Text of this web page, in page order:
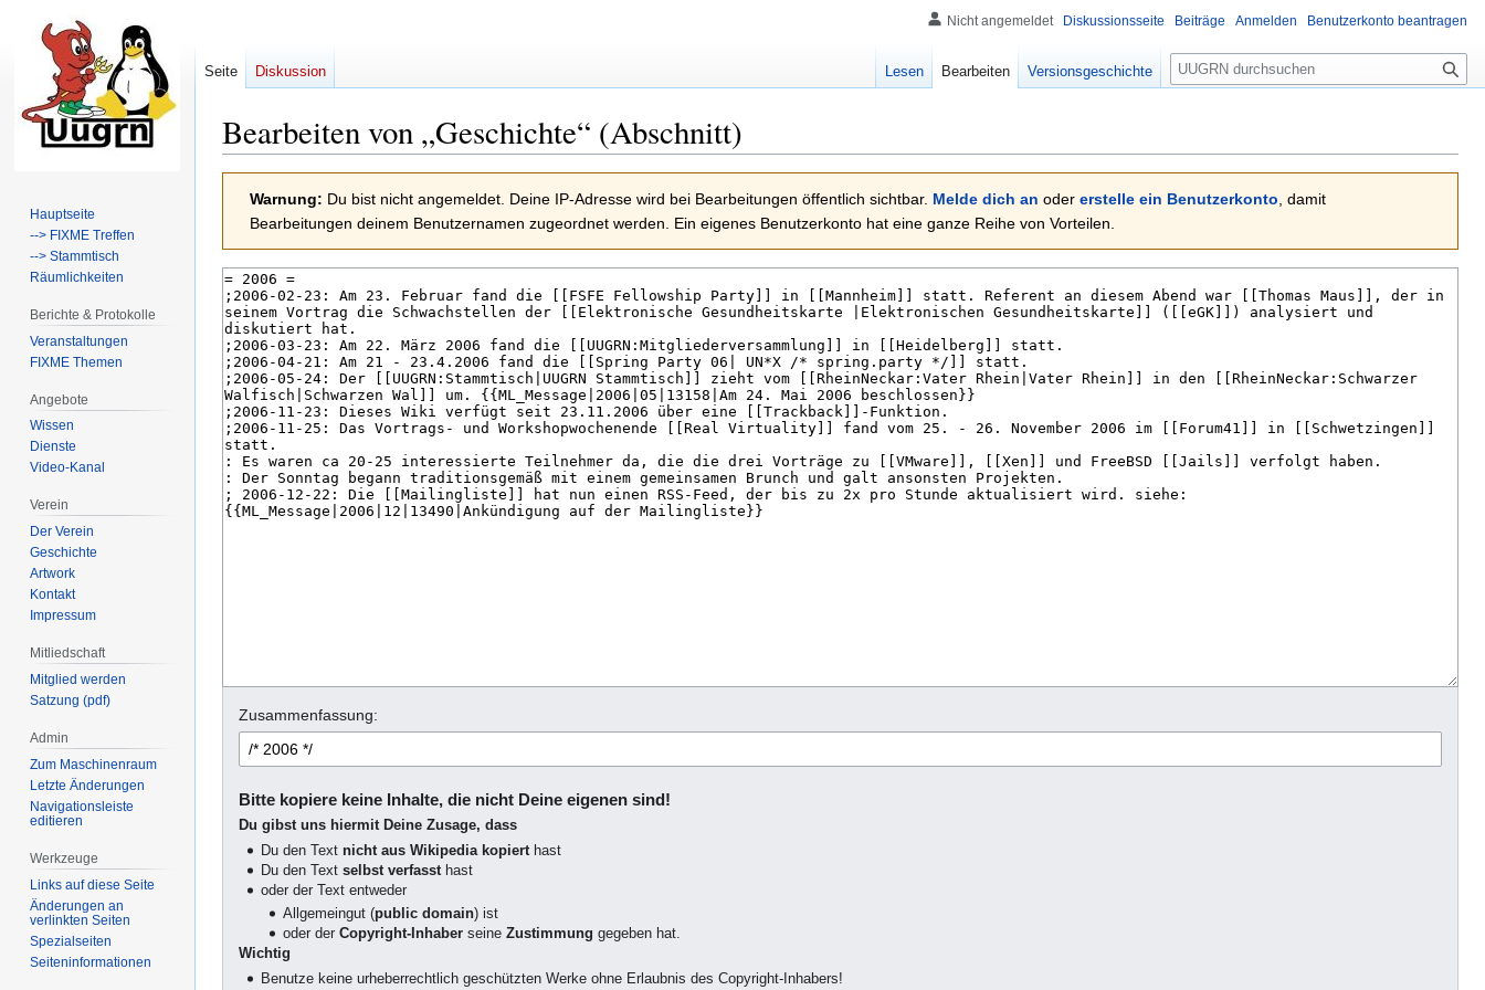
Bearbeiten von „Geschichte“ (Abschnitt)
Navigation
springen
Suche
springen
Warnung: Du bist nicht angemeldet. Deine IP-Adresse wird bei Bearbeitungen öffentlich sichtbar. Melde dich an oder erstelle ein Benutzerkonto, damit
Bearbeitungen deinem Benutzernamen zugeordnet werden. Ein eigenes Benutzerkonto hat eine ganze Reihe von Vorteilen.
Zusammenfassung:
Bitte kopiere keine Inhalte, die nicht Deine eigenen sind!
Du gibst uns hiermit Deine Zusage, dass
Du den Textnicht aus Wikipedia kopierthast
Du den Textselbst verfassthast
oder der Text entweder
Allgemeingut (public domain) ist
oder derCopyright-Inhaber seineZustimmung gegeben hat.
Wichtig
Benutze keine urheberrechtlich geschützten Werke ohne Erlaubnis des Copyright-Inhabers!
Nicht angemeldet Diskussionsseite Beiträge Anmelden Benutzerkonto beantragen
Seite Diskussion Lesen Bearbeiten Versionsgeschichte
Suche
Hauptseite
--> FIXME Treffen
--> Stammtisch
Räumlichkeiten
Berichte & Protokolle
Veranstaltungen
FIXME Themen
Angebote
Wissen
Dienste
Video-Kanal
Verein
Der Verein
Geschichte
Artwork
Kontakt
Impressum
Mitliedschaft
Mitglied werden
Satzung (pdf)
Admin
Zum Maschinenraum
Letzte Änderungen
Navigationsleiste
editieren
Werkzeuge
Links auf diese Seite
Änderungen an
verlinkten Seiten
Spezialseiten
Seiten­­informationen